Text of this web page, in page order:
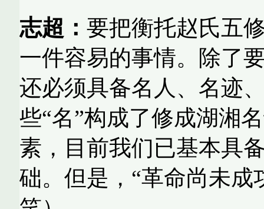
志超： 要把衡托赵氏五
一件容易的事情。除了
还必须具备名人、名迹
些“名”构成了修成湖湘
素，目前我们已基本具
础。但是，“革命尚未成